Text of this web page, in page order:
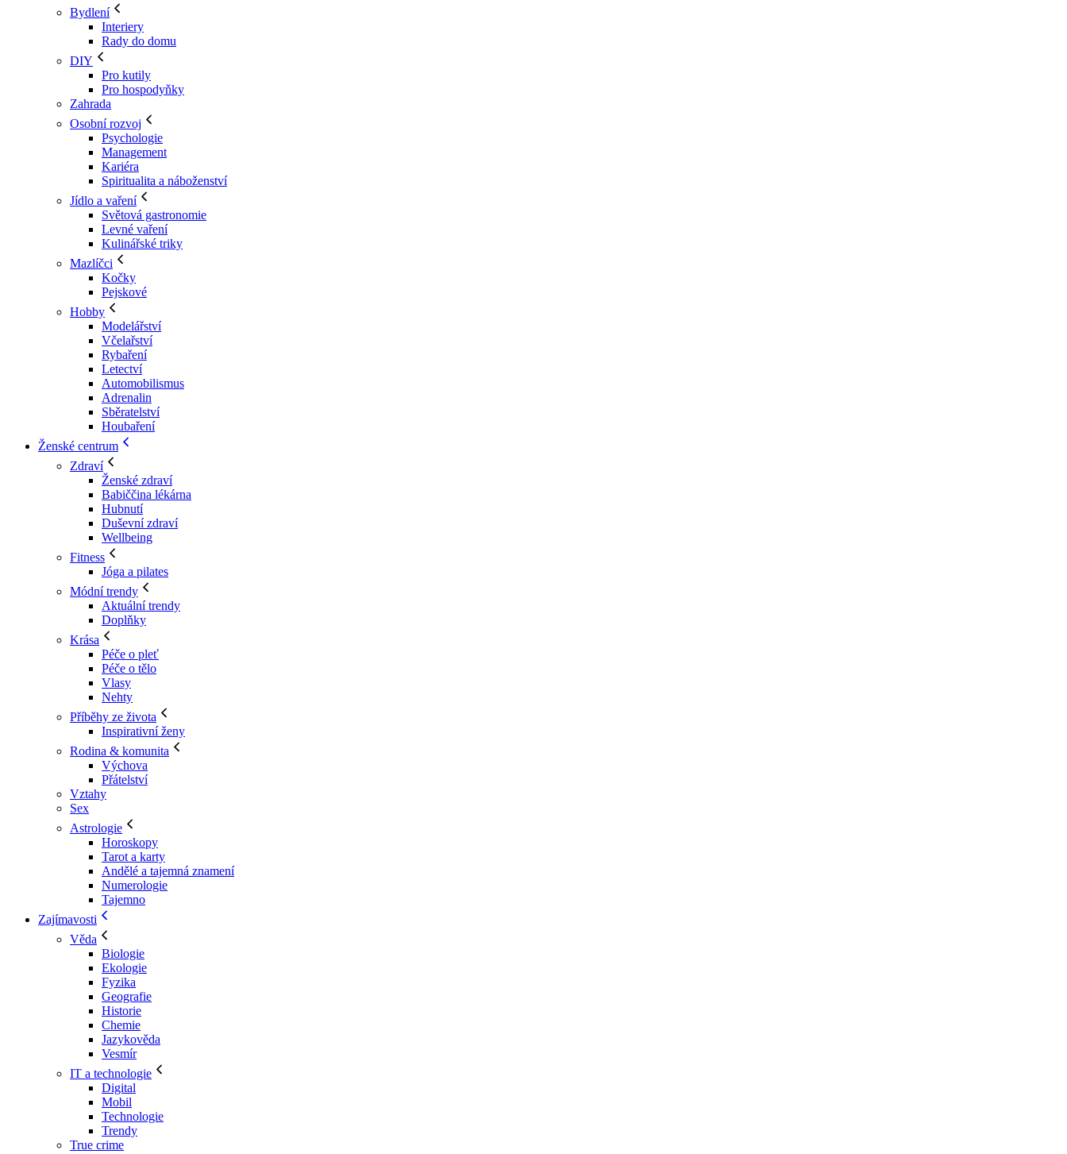
Bydlení
Interiery
Rady do domu
DIY
Pro kutily
Pro hospodyňky
Zahrada
Osobní rozvoj
Psychologie
Management
Kariéra
Spiritualita a náboženství
Jídlo a vaření
Světová gastronomie
Levné vaření
Kulinářské triky
Mazlíčci
Kočky
Pejskové
Hobby
Modelářství
Včelařství
Rybaření
Letectví
Automobilismus
Adrenalin
Sběratelství
Houbaření
Ženské centrum
Zdraví
Ženské zdraví
Babiččina lékárna
Hubnutí
Duševní zdraví
Wellbeing
Fitness
Jóga a pilates
Módní trendy
Aktuální trendy
Doplňky
Krása
Péče o pleť
Péče o tělo
Vlasy
Nehty
Příběhy ze života
Inspirativní ženy
Rodina & komunita
Výchova
Přátelství
Vztahy
Sex
Astrologie
Horoskopy
Tarot a karty
Andělé a tajemná znamení
Numerologie
Tajemno
Zajímavosti
Věda
Biologie
Ekologie
Fyzika
Geografie
Historie
Chemie
Jazykověda
Vesmír
IT a technologie
Digital
Mobil
Technologie
Trendy
True crime